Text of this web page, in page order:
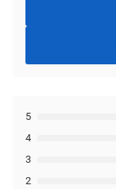
2
3
4
5